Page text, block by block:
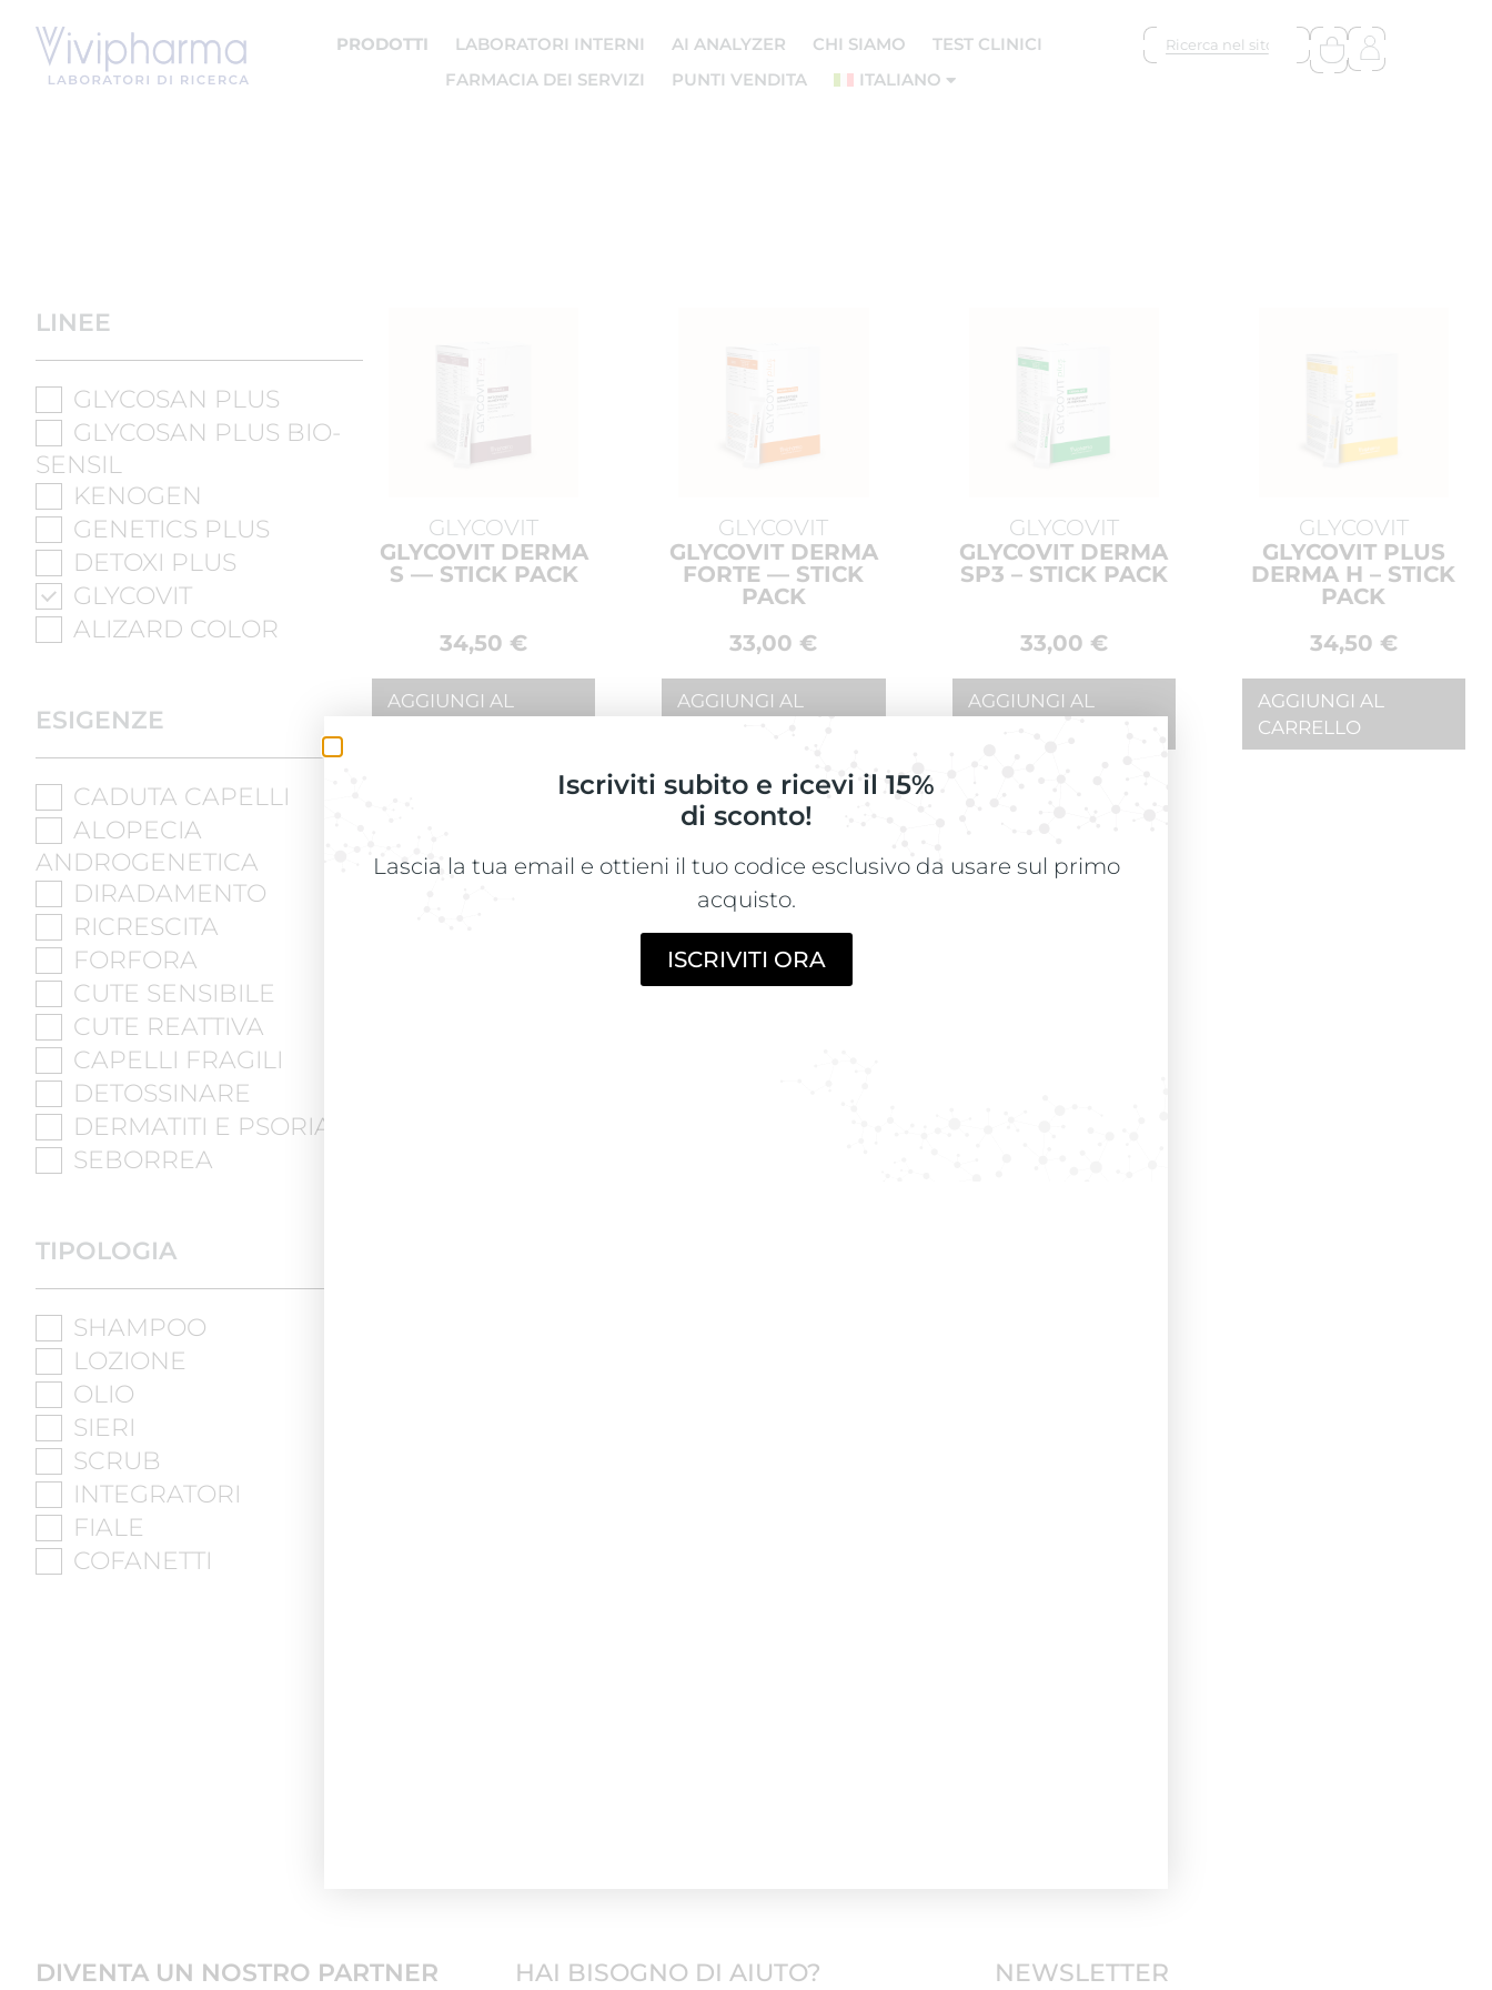
PRODOTTI LABORATORI INTERNI AI ANALYZER CHI SIAMO
TEST CLINICI
FARMACIA DEI SERVIZI
PUNTI VENDITA ITALIANO
LINEE
GLYCOSAN PLUS
GLYCOSAN PLUS BIO-
SENSIL
KENOGEN
GENETICS PLUS
DETOXI PLUS
GLYCOVIT
ALIZARD COLOR
ESIGENZE
CADUTA CAPELLI
ALOPECIA
ANDROGENETICA
DIRADAMENTO
RICRESCITA
FORFORA
CUTE SENSIBILE
CUTE REATTIVA
CAPELLI FRAGILI
DETOSSINARE
DERMATITI E PSORIASI
SEBORREA
TIPOLOGIA
SHAMPOO
LOZIONE
OLIO
SIERI
SCRUB
INTEGRATORI
FIALE
COFANETTI
GLYCOVIT
GLYCOVIT DERMA
S — STICK PACK
34,50 €
AGGIUNGI AL
GLYCOVIT
GLYCOVIT DERMA
FORTE — STICK
PACK
33,00 €
AGGIUNGI AL
GLYCOVIT
GLYCOVIT DERMA
SP3 – STICK PACK
33,00 €
AGGIUNGI AL
GLYCOVIT
GLYCOVIT PLUS
DERMA H – STICK
PACK
34,50 €
AGGIUNGI AL
CARRELLO
DIVENTA UN NOSTRO PARTNER HAI BISOGNO DI AIUTO? NEWSLETTER
Iscriviti subito e ricevi il 15%
di sconto!
Lascia la tua email e ottieni il tuo codice esclusivo da usare sul primo
acquisto.
ISCRIVITI ORA